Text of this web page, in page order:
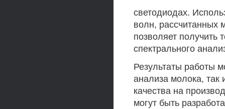
светодиодах.
волн, рассчитанных
позволяет получить
спектрального
Результаты работы
анализа молока, так
качества на
могут быть